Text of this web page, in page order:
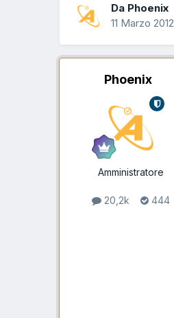
Da Phoenix
11 Marzo 2012
Phoenix
Amministratore
20,2k 444